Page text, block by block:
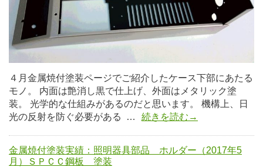
４月金属焼付塗装ページでご紹介したケース下部にあたる
モノ。 内面は艶消し黒で仕上げ、外面はメタリック塗
装。 光学的な仕組みがあるのだと思います。 機構上、日
光の反射を防ぐ必要がある …
続きを読む→
金属焼付塗装実績：照明器具部品 ホルダー（2017年5
月）ＳＰＣＣ鋼板 塗装